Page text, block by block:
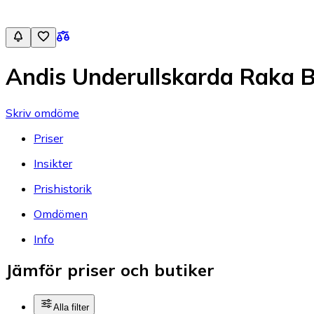
Andis Underullskarda Raka
Skriv omdöme
Priser
Insikter
Prishistorik
Omdömen
Info
Jämför priser och butiker
Alla filter